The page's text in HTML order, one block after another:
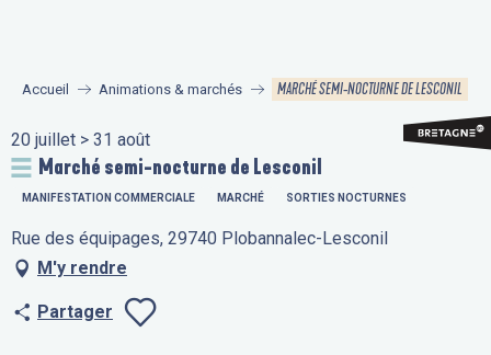
principal
Accueil Animations & marchés MARCHÉ SEMI-NOCTURNE DE LESCONIL
20 juillet > 31 août
Marché semi-nocturne de Lesconil
MANIFESTATION COMMERCIALE MARCHÉ SORTIES NOCTURNES
Rue des équipages, 29740 Plobannalec-Lesconil
M'y rendre
Partager